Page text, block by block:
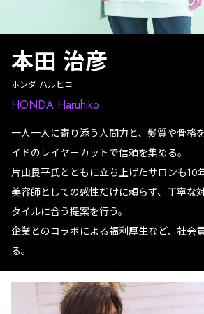
本田 治彦
ホンダ ハルヒコ
HONDA Haruhiko
一人一人に寄り添う人間力と、髪質や骨格
イドのレイヤーカットで信頼を集める。
片山良平氏とともに立ち上げたサロンも10
美容師としての感性だけに頼らず、丁寧な
タイルに合う提案を行う。
企業とのコラボによる福利厚生など、社会
る。